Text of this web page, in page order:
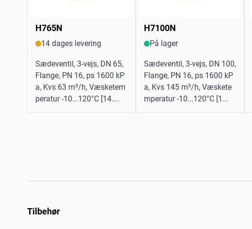
H765N
14 dages levering
Sædeventil, 3-vejs, DN 65,
Flange, PN 16, ps 1600 kP
a, Kvs 63 m³/h, Væsketem
peratur -10...120°C [14....
H7100N
På lager
Sædeventil, 3-vejs, DN 100,
Flange, PN 16, ps 1600 kP
a, Kvs 145 m³/h, Væskete
mperatur -10...120°C [1...
Tilbehør